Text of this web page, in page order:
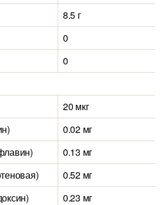
8.5 г
0
0
20 мкг
0.02 мг
0.13 мг
0.52 мг
0.23 мг